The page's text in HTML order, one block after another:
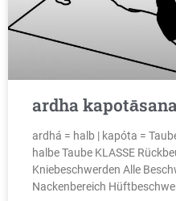
ardha
ardhá = halb | kapóta =
halbe Taube KLASSE
Kniebeschwerden Alle
Nackenbereich